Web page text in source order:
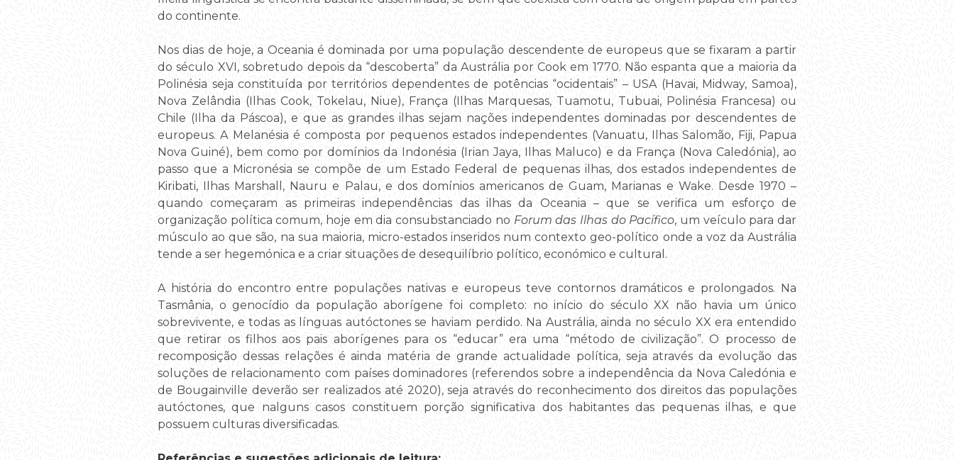
do continente.
Nos dias de hoje, a Oceania é dominada por uma população descendente de europeus que se fixaram a partir
do século XVI, sobretudo depois da “descoberta” da Austrália por Cook em 1770. Não espanta que a maioria da
Polinésia seja constituída por territórios dependentes de potências “ocidentais” – USA (Havai, Midway, Samoa),
Nova Zelândia (Ilhas Cook, Tokelau, Niue), França (Ilhas Marquesas, Tuamotu, Tubuai, Polinésia Francesa) ou
Chile (Ilha da Páscoa), e que as grandes ilhas sejam nações independentes dominadas por descendentes de
europeus. A Melanésia é composta por pequenos estados independentes (Vanuatu, Ilhas Salomão, Fiji, Papua
Nova Guiné), bem como por domínios da Indonésia (Irian Jaya, Ilhas Maluco) e da França (Nova Caledónia), ao
passo que a Micronésia se compõe de um Estado Federal de pequenas ilhas, dos estados independentes de
Kiribati, Ilhas Marshall, Nauru e Palau, e dos domínios americanos de Guam, Marianas e Wake. Desde 1970 –
quando começaram as primeiras independências das ilhas da Oceania – que se verifica um esforço de
organização política comum, hoje em dia consubstanciado no Forum das Ilhas do Pacífico, um veículo para dar
músculo ao que são, na sua maioria, micro-estados inseridos num contexto geo-político onde a voz da Austrália
tende a ser hegemónica e a criar situações de desequilíbrio político, económico e cultural.
A história do encontro entre populações nativas e europeus teve contornos dramáticos e prolongados. Na
Tasmânia, o genocídio da população aborígene foi completo: no início do século XX não havia um único
sobrevivente, e todas as línguas autóctones se haviam perdido. Na Austrália, ainda no século XX era entendido
que retirar os filhos aos pais aborígenes para os “educar” era uma “método de civilização”. O processo de
recomposição dessas relações é ainda matéria de grande actualidade política, seja através da evolução das
soluções de relacionamento com países dominadores (referendos sobre a independência da Nova Caledónia e
de Bougainville deverão ser realizados até 2020), seja através do reconhecimento dos direitos das populações
autóctones, que nalguns casos constituem porção significativa dos habitantes das pequenas ilhas, e que
possuem culturas diversificadas.